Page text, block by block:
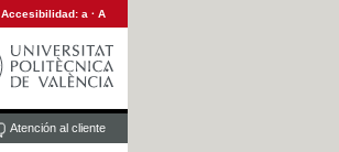
Accesibilidad: a · A
Atención al cliente